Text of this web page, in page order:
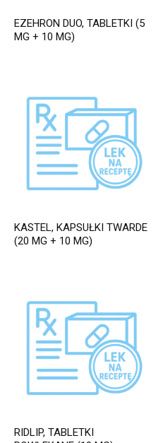
EZEHRON DUO, TABLETKI (5
MG + 10 MG)
KASTEL, KAPSUŁKI TWARDE
(20 MG + 10 MG)
RIDLIP, TABLETKI